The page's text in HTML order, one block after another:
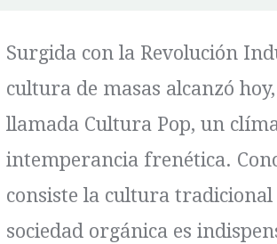
Surgida con la Revolución
cultura de masas alcanzó
llamada Cultura Pop, un
intemperancia frenética.
consiste la cultura tradicional
sociedad orgánica es